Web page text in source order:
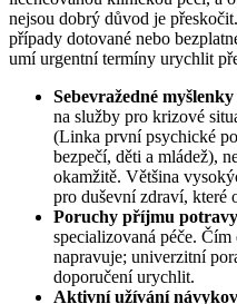
nejsou dobrý důvod je
případy dotované nebo
umí urgentní termíny urychlit
Sebevražedné
na služby pro krizové
(Linka první psychické
bezpečí, děti a mládež),
okamžitě. Většina
pro duševní zdraví, které
Poruchy příjmu
specializovaná péče.
napravuje; univerzitní
doporučení urychlit.
Aktivní užívání